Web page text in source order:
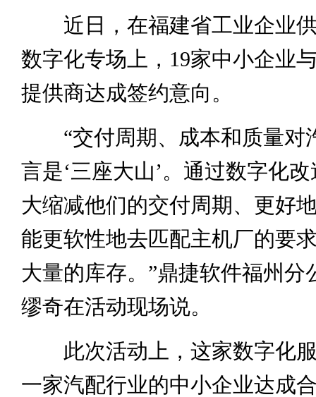
近日，在福建省工业企业供
数字化专场上，19家中小企业
提供商达成签约意向。
“交付周期、成本和质量对
言是‘三座大山’。通过数字化
大缩减他们的交付周期、更好
能更软性地去匹配主机厂的要
大量的库存。”鼎捷软件福州分
缪奇在活动现场说。
此次活动上，这家数字化服
一家汽配行业的中小企业达成